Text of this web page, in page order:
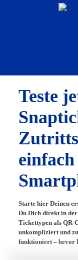
Teste
Starte hier Deinen
Du Dich direkt in der
Tickettypen als QR-
unkompliziert und
funktioniert – bevor